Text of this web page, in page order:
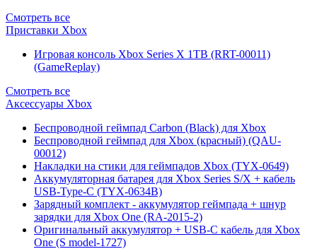
Смотреть все
Приставки Xbox
Игровая консоль Xbox Series X 1TB (RRT-00011)
(GameReplay)
Смотреть все
Аксессуары Xbox
Беспроводной геймпад Carbon (Black) для Xbox
Беспроводной геймпад для Xbox (красный) (QAU-
00012)
Накладки на стики для геймпадов Xbox (TYX-0649)
Аккумуляторная батарея для Xbox Series S/X + кабель
USB-Type-C (TYX-0634B)
Зарядный комплект - аккумулятор геймпада + шнур
зарядки для Xbox One (RA-2015-2)
Оригинальный аккумулятор + USB-C кабель для Xbox
One (S model-1727)